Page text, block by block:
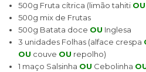
500g Fruta cítrica (limão tahiti OU
500g mix de Frutas
500g Batata doce OU Inglesa
3 unidades Folhas (alface crespa
OU couve OU repolho)
1 maço Salsinha OU Cebolinha